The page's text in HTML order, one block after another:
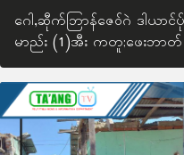
ဂေါ,ဆီုက်ဘြာန်ဇေဝ်ဂဲ ဒါယာ
မာည်း (1)အီး ကတူ;ဖေးဘာတ်